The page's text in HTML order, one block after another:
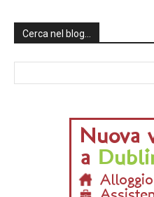
Cerca nel blog…